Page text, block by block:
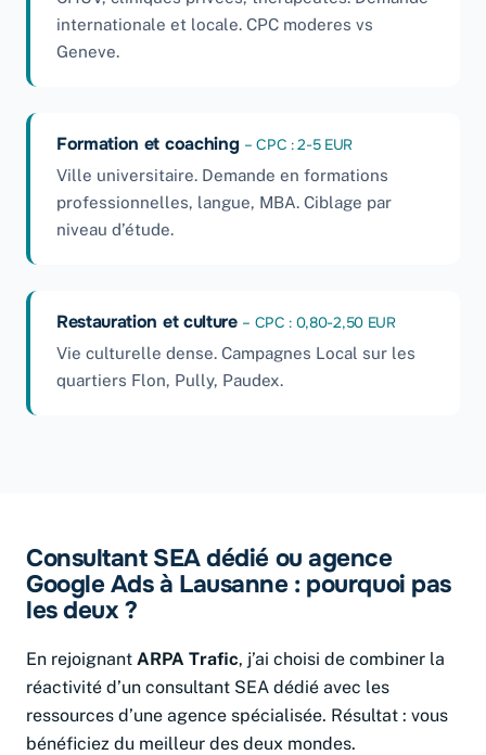
internationale et locale. CPC moderes vs
Geneve.
Formation et coaching – CPC : 2-5 EUR
Ville universitaire. Demande en formations
professionnelles, langue, MBA. Ciblage par
niveau d’étude.
Restauration et culture – CPC : 0,80-2,50 EUR
Vie culturelle dense. Campagnes Local sur les
quartiers Flon, Pully, Paudex.
Consultant SEA dédié ou agence
Google Ads à Lausanne : pourquoi pas
les deux ?
En rejoignant ARPA Trafic, j’ai choisi de combiner la
réactivité d’un consultant SEA dédié avec les
ressources d’une agence spécialisée. Résultat : vous
bénéficiez du meilleur des deux mondes.